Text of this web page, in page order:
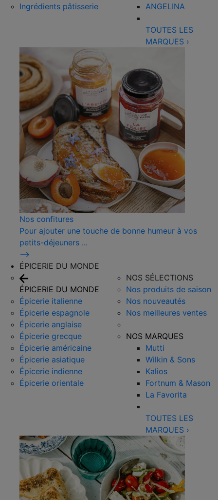
Ingrédients pâtisserie
ANGELINA
TOUTES LES
MARQUES ›
Nos confitures
Pour ajouter une touche de bonne humeur à vos
petits-déjeuners ...
⟶
ÉPICERIE DU MONDE
ÉPICERIE DU MONDE
Épicerie italienne
Épicerie espagnole
Épicerie anglaise
Épicerie grecque
Épicerie américaine
Épicerie asiatique
Épicerie indienne
Épicerie orientale
NOS SÉLECTIONS
Nos produits de saison
Nos nouveautés
Nos meilleures ventes
NOS MARQUES
Mutti
Wilkin & Sons
Kalios
Fortnum & Mason
La Favorita
TOUTES LES
MARQUES ›